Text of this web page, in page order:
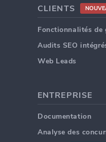
CLIENTS
Fonctionnalités de
Audits SEO
Web Leads
ENTREPRISE
Documentation
Analyse des